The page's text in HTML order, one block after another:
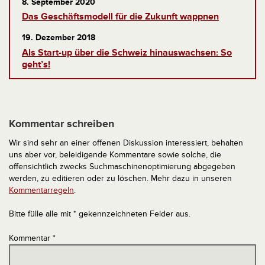
8. September 2020
Das Geschäftsmodell für die Zukunft wappnen
19. Dezember 2018
Als Start-up über die Schweiz hinauswachsen: So
geht’s!
Kommentar schreiben
Wir sind sehr an einer offenen Diskussion interessiert, behalten
uns aber vor, beleidigende Kommentare sowie solche, die
offensichtlich zwecks Suchmaschinenoptimierung abgegeben
werden, zu editieren oder zu löschen. Mehr dazu in unseren
Kommentarregeln.
Bitte fülle alle mit * gekennzeichneten Felder aus.
Kommentar *